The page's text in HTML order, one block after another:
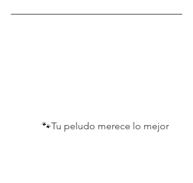
🐾Tu peludo merece lo mejor